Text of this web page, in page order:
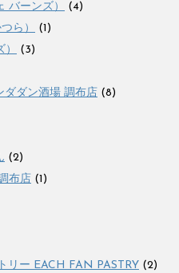
バーンズ）
(4)
ら）
(1)
(3)
ダダン酒場 調布店 (8)
(2)
布店 (1)
リー EACH FAN PASTRY (2)